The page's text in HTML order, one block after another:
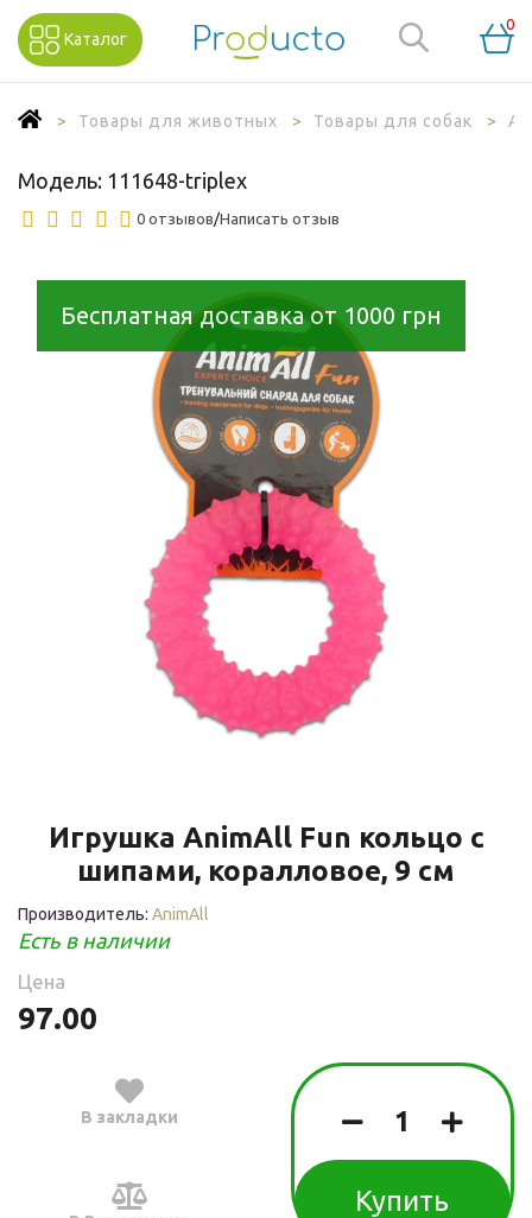
Каталог
0
Товары для животных Товары для собак
Модель: 111648-triplex
0 отзывов/Написать отзыв
Бесплатная доставка от 1000 грн
Игрушка AnimAll Fun кольцо с
шипами, коралловое, 9 см
Производитель: AnimAll
Есть в наличии
Цена
97.00
В закладки
Купить